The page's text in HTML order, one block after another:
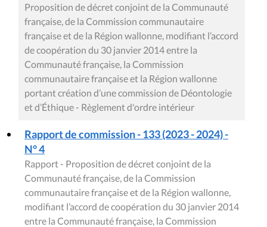
Proposition de décret conjoint de la Communauté
française, de la Commission communautaire
française et de la Région wallonne, modifiant l’accord
de coopération du 30 janvier 2014 entre la
Communauté française, la Commission
communautaire française et la Région wallonne
portant création d’une commission de Déontologie
et d’Éthique - Règlement d'ordre intérieur
Rapport de commission - 133 (2023 - 2024) -
N° 4
Rapport - Proposition de décret conjoint de la
Communauté française, de la Commission
communautaire française et de la Région wallonne,
modifiant l’accord de coopération du 30 janvier 2014
entre la Communauté française, la Commission